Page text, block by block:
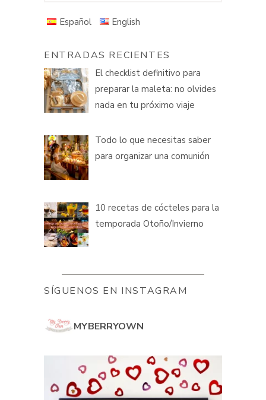
Español English
ENTRADAS RECIENTES
El checklist definitivo para
preparar la maleta: no olvides
nada en tu próximo viaje
Todo lo que necesitas saber
para organizar una comunión
10 recetas de cócteles para la
temporada Otoño/Invierno
SÍGUENOS EN INSTAGRAM
MYBERRYOWN